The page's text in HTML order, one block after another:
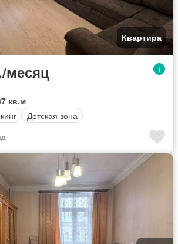
Квартира
месяц
кв.м
Детская зона